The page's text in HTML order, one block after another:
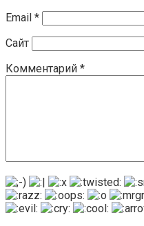
Email *
Сайт
Комментарий *